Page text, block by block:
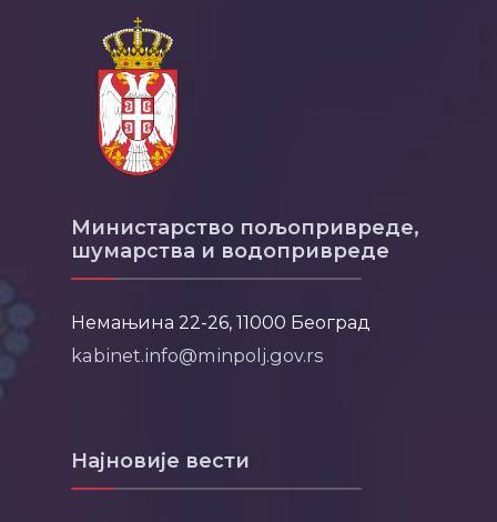
Министарство пољопривреде,
шумарства и водопривреде
Немањина 22-26, 11000 Београд
kabinet.info@minpolj.gov.rs
Најновије вести